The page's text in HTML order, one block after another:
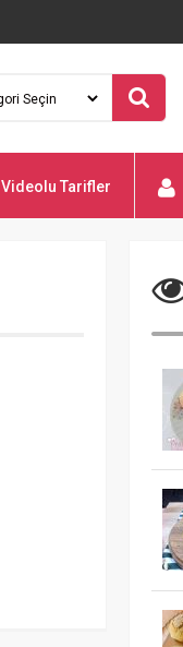
Videolu Tarifler